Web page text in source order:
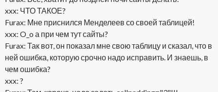
xxx: ЧТО ТАКОЕ?
Furax: Мне приснился Менделеев со своей таблицей!
xxx: O_o а при чем тут сайты?
Furax: Так вот, он показал мне свою таблицу и сказал, что в
ней ошибка, которую срочно надо исправить. И знаешь, в
чем ошибка?
xxx: ?